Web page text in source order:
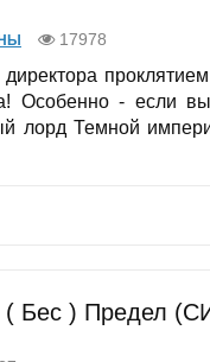
17978
Особенно - если
лорд Темной
Бес ) Предел